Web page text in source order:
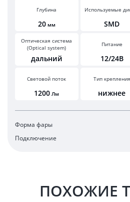
Глубина
20 мм
Используемые
SMD
Оптическая система
(Optical system)
дальний
Питание
12/24В
Световой поток
1200 Лм
Тип крепления
нижнее
Форма фары
Подключение
ПОХОЖИЕ